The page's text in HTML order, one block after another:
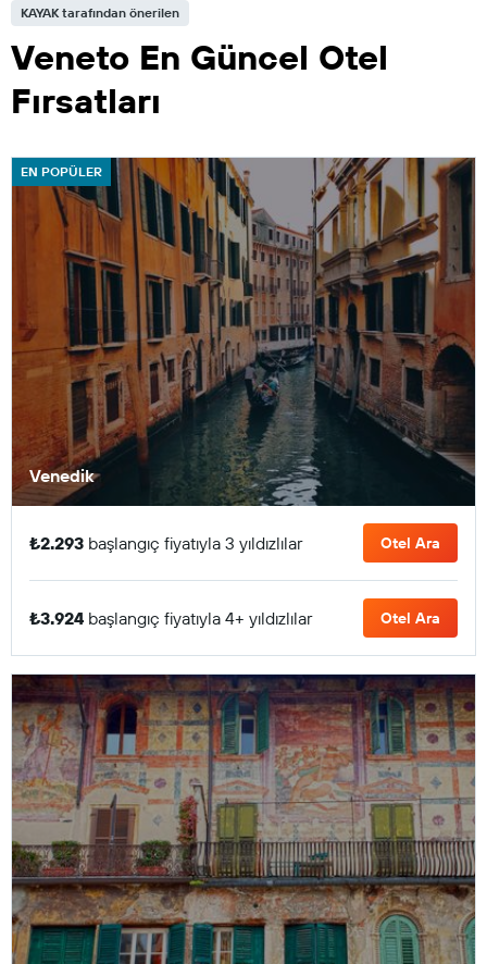
KAYAK tarafından önerilen
Veneto En Güncel Otel
Fırsatları
EN POPÜLER
Venedik
₺2.293 başlangıç fiyatıyla 3 yıldızlılar Otel Ara
₺3.924 başlangıç fiyatıyla 4+ yıldızlılar Otel Ara